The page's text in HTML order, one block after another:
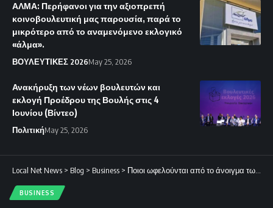
ΑΛΜΑ: Περήφανοι για την αξιοπρεπή
κοινοβουλευτική μας παρουσία, παρά το
μικρότερο από το αναμενόμενο εκλογικό
«άλμα».
ΒΟΥΛΕΥΤΙΚΕΣ 2026May 25, 2026
Ανακήρυξη των νέων βουλευτών και
εκλογή Προέδρου της Βουλής στις 4
Ιουνίου (Βίντεο)
ΠολιτικήMay 25, 2026
Local Net News > Blog > Business > Ποιοι ωφελούνται από το άνοιγμα των Στενών του Ορμούζ από το Ιράν.
BUSINESS